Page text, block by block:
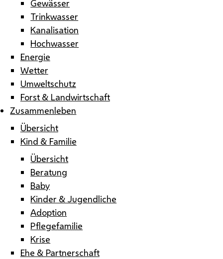
Gewässer
Trinkwasser
Kanalisation
Hochwasser
Energie
Wetter
Umweltschutz
Forst & Landwirtschaft
Zusammenleben
Übersicht
Kind & Familie
Übersicht
Beratung
Baby
Kinder & Jugendliche
Adoption
Pflegefamilie
Krise
Ehe & Partnerschaft